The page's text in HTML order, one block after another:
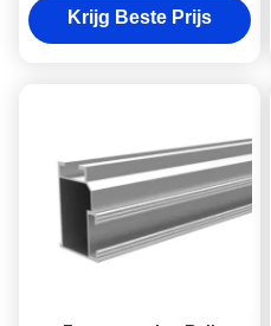
Krijg Beste Prijs